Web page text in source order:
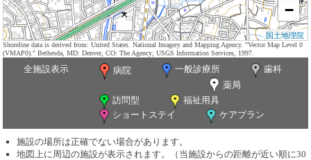
−
国土地理院
Shoreline data is derived from: United States. National Imagery and Mapping Agency. "Vector Map Level 0
(VMAP0)." Bethesda, MD: Denver, CO: The Agency; USGS Information Services, 1997.
全施設表示 病院 一般診療所
歯科
薬局
訪問型
福祉用具
ショートステイ
ケアプラン
施設の場所は正確でない場合があります。
地図上に周辺の施設が表示されます。（当施設からの距離が近い順に30